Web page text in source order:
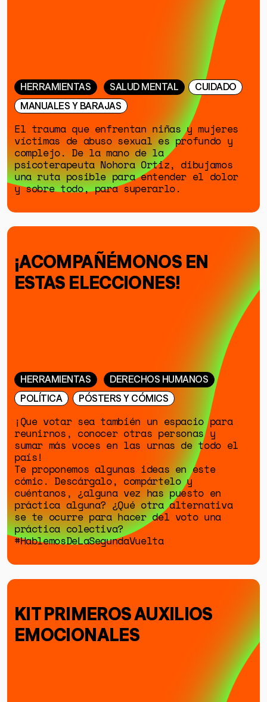
HERRAMIENTAS SALUD MENTAL
CUIDADO
MANUALES Y BARAJAS
El trauma que enfrentan niñas y mujeres
víctimas de abuso sexual es profundo y
complejo. De la mano de la
psicoterapeuta Nohora Ortiz, dibujamos
una ruta posible para entender el dolor
y sobre todo, para superarlo.
¡ACOMPAÑÉMONOS EN
ESTAS ELECCIONES!
HERRAMIENTAS
DERECHOS HUMANOS
POLÍTICA
PÓSTERS Y CÓMICS
¡Que votar sea también un espacio para
reunirnos, conocer otras personas y
sumar más voces en las urnas de todo el
país!
Te proponemos algunas ideas en este
cómic. Descárgalo, compártelo y
cuéntanos, ¿alguna vez has puesto en
práctica alguna? ¿Qué otra alternativa
se te ocurre para hacer del voto una
práctica colectiva?
#HablemosDeLaSegundaVuelta
KIT PRIMEROS AUXILIOS
EMOCIONALES